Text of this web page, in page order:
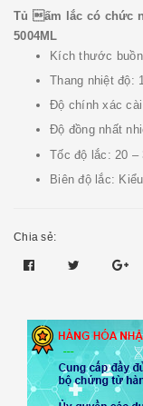
Tủ ấm lắc có chức
5004ML
Kích thước
Thang nhiệt độ:
Độ chính xác
Độ đồng nhất
Tốc độ lắc: 20 –
Biên độ lắc:
Chia sẻ: